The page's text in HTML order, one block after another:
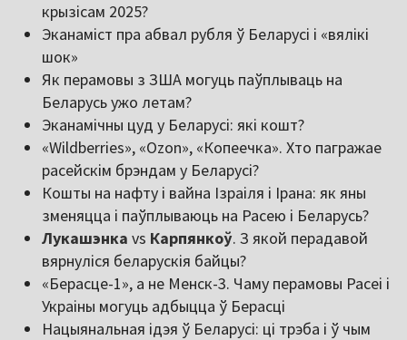
крызісам 2025?
Эканаміст пра абвал рубля ў Беларусі і «вялікі
шок»
Як перамовы з ЗША могуць паўплываць на
Беларусь ужо летам?
Эканамічны цуд у Беларусі: які кошт?
«Wildberries», «Ozon», «Копеечка». Хто пагражае
расейскім брэндам у Беларусі?
Кошты на нафту і вайна Ізраіля і Ірана: як яны
зменяцца і паўплываюць на Расею і Беларусь?
Лукашэнка vs Карпянкоў. З якой перадавой
вярнуліся беларускія байцы?
«Берасце-1», а не Менск-3. Чаму перамовы Расеі і
Украіны могуць адбыцца ў Берасці
Нацыянальная ідэя ў Беларусі: ці трэба і ў чым